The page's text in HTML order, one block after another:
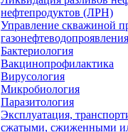
нефтепродуктов (ЛРН)
Управление скважиной
Бактериология
Вакцинопрофилактика
Вирусология
Микробиология
Паразитология
Эксплуатация,
сжатыми, сжиженными